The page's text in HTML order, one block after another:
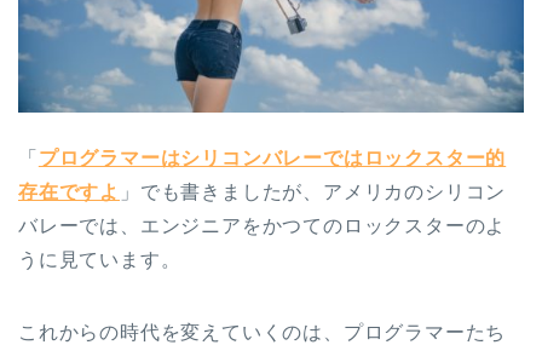
「 プログラマーはシリコンバレーではロックスター的
存在ですよ 」でも書きましたが、アメリカのシリコン
バレーでは、エンジニアをかつてのロックスターのよ
うに見ています。
これからの時代を変えていくのは、プログラマーたち